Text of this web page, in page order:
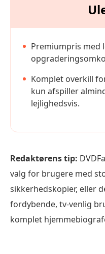
Premiumpris med
Komplet overkill
kun afspiller
lejlighedsvis.
Redaktørens tip:
valg for brugere med
sikkerhedskopier, eller
fordybende, tv-venlig
komplet